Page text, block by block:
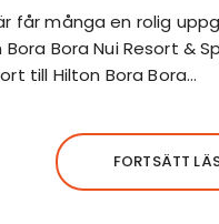
får många en rolig
Bora Nui Resort &
till Hilton Bora Bora…
FORTSÄTT